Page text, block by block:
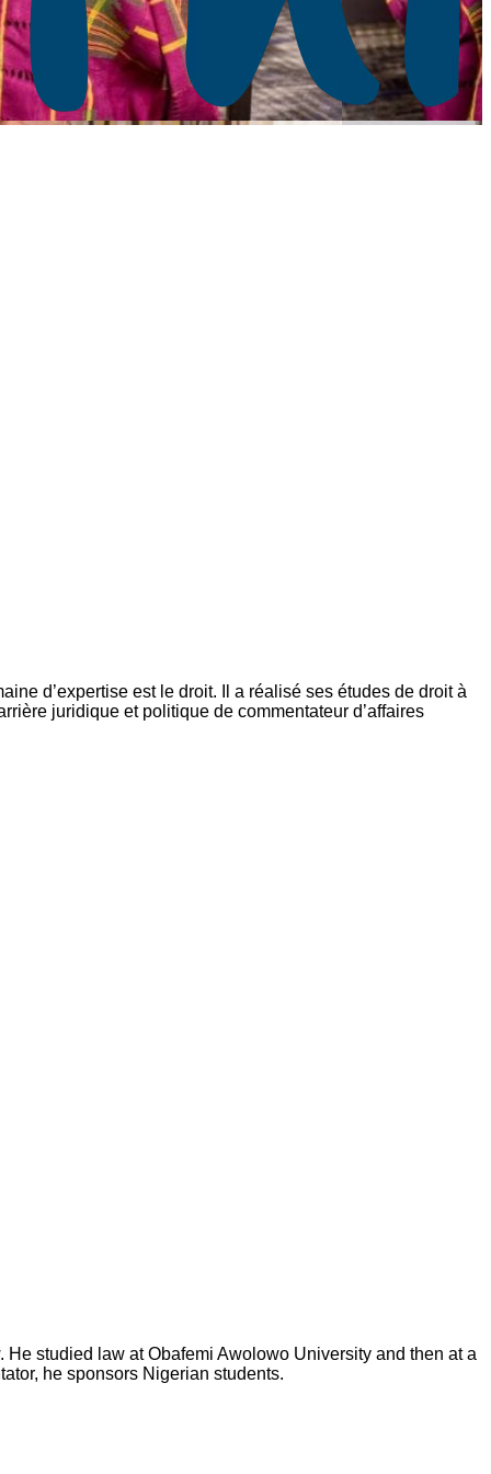
d’expertise est le droit. Il a réalisé ses études de droit à
juridique et politique de commentateur d’affaires
studied law at Obafemi Awolowo University and then at a
he sponsors Nigerian students.